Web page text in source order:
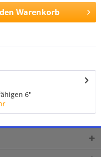
Warenkorb
6"